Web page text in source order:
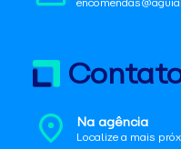
Na agência
Localize a mais